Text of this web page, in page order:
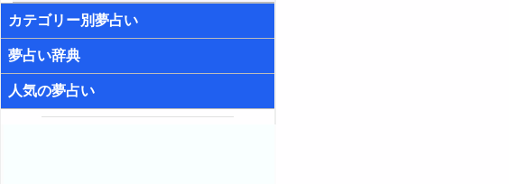
男と女の心理学と心理テスト
カテゴリー別夢占い
夢占い辞典
人気の夢占い